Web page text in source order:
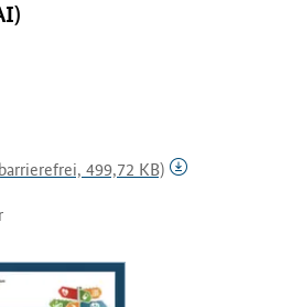
499,72 KB)